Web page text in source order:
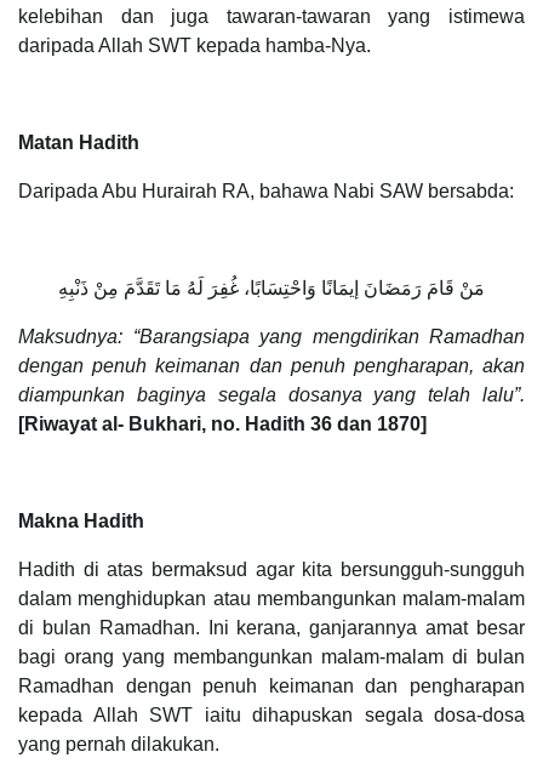
kelebihan dan juga tawaran-tawaran yang istimewa
daripada Allah SWT kepada hamba-Nya.
Matan Hadith
Daripada Abu Hurairah RA, bahawa Nabi SAW bersabda:
مَنْ قَامَ رَمَضَانَ إيمَانًا وَاحْتِسَابًا، غُفِرَ لَهُ مَا تَقَدَّمَ مِنْ ذَنْبِهِ
Maksudnya: “Barangsiapa yang mengdirikan Ramadhan
dengan penuh keimanan dan penuh pengharapan, akan
diampunkan baginya segala dosanya yang telah lalu”.
[Riwayat al- Bukhari, no. Hadith 36 dan 1870]
Makna Hadith
Hadith di atas bermaksud agar kita bersungguh-sungguh
dalam menghidupkan atau membangunkan malam-malam
di bulan Ramadhan. Ini kerana, ganjarannya amat besar
bagi orang yang membangunkan malam-malam di bulan
Ramadhan dengan penuh keimanan dan pengharapan
kepada Allah SWT iaitu dihapuskan segala dosa-dosa
yang pernah dilakukan.